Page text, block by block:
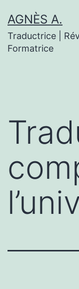
au
contenu
AGNÈS A.
Traductrice |
Formatrice